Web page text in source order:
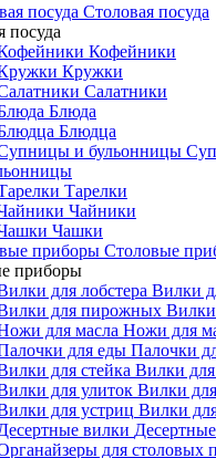
Столовая посуда
посуда
Кофейники
Кружки
Салатники
Блюда
Блюдца
Тарелки
Чайники
Чашки
Cтоловые
приборы
Вилки
Ножи для
Палочки
Вилки для
Вилки
Вилки